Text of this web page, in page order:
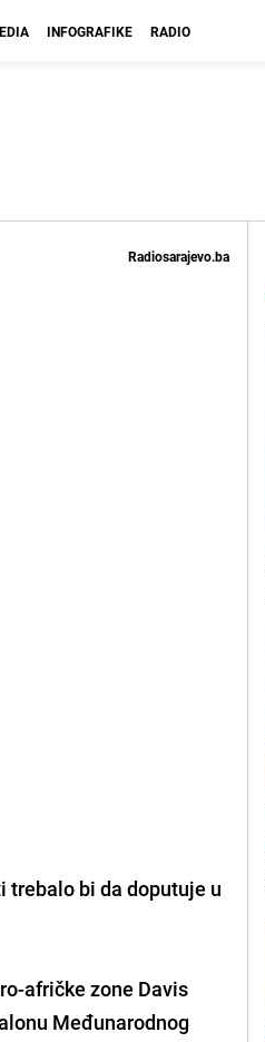
INFOGRAFIKE RADIO
Radiosarajevo.ba
trebalo bi da doputuje u
afričke zone Davis
Međunarodnog